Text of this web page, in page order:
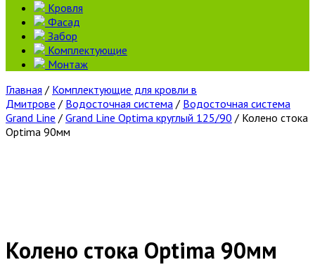
Кровля
Фасад
Забор
Комплектующие
Монтаж
Главная / Комплектующие для кровли в
Дмитрове / Водосточная система / Водосточная система
Grand Line / Grand Line Optima круглый 125/90 / Колено стока
Optima 90мм
Колено стока Optima 90мм